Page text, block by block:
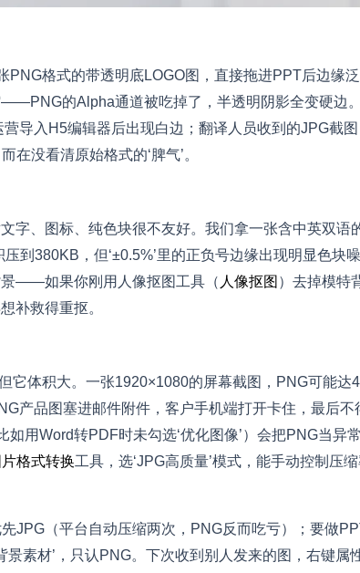
PNG格式的带透明底LOGO图，直接拖进PPT后边缘
的Alpha通道被吃掉了，半透明阴影全变硬边
导入H5编辑器后出现白边；翻译人员收到的JPG截
没看清原始格式的‘脾气’。
字、图标、纯色块很不友好。我们拿一张含中英双语
到380KB，但‘±0.5%’里的正负号边缘出现明显色块
景——如果你刚用人像抠图工具（ 人像抠图 ）去掉模特
补救得重抠。
它体积大。一张1920×1080的屏幕截图，PNG可能达
产品图塞进邮件附件，客户手机端打开卡住，最后不
用Word转PDF时未勾选‘优化图像’）会把PNG当异
片格式转换工具，选‘JPG高质量’模式，能手动控制压
JPG（平台自动压缩两次，PNG反而吃亏）；要做
素材’，只认PNG。下次收到别人发来的图，右键属